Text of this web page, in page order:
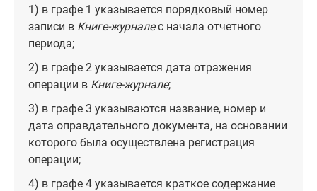
1) в графе 1 указывается порядковый номер
записи в Книге-журналес начала отчетного
периода;
2) в графе 2 указывается дата отражения
операции в Книге-журнале;
3) в графе 3 указываются название, номер и
дата оправдательного документа, на основании
которого была осуществлена регистрация
операции;
4) в графе 4 указывается краткое содержание